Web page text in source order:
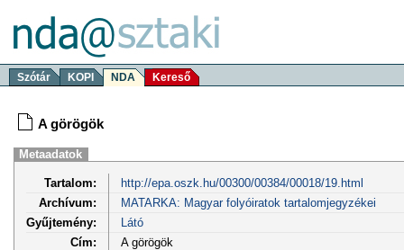
Szótár KOPI NDA Kereső
A görögök
Metaadatok
Tartalom:
http://epa.oszk.hu/00300/00384/00018/19.html
Archívum:
MATARKA: Magyar folyóiratok tartalomjegyzékei
Gyűjtemény:
Látó
Cím:
A görögök